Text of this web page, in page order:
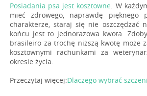
Posiadania psa jest kosztowne . W
mieć zdrowego, naprawdę pięknego
charakterze, staraj się nie oszczędzać
końcu jest to jednorazowa kwota.
brasileiro za trochę niższą kwotę może
kosztownymi rachunkami za
okresie życia.
Przeczytaj więcej:Dlaczego wybrać